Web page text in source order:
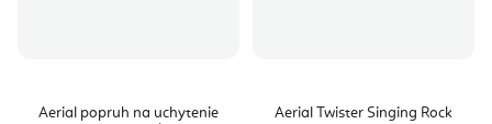
Aerial popruh na uchytenie
Aerial Twister Singing Rock